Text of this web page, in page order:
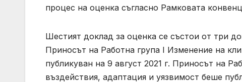
процес на оценка съгласно Рамковата
Шестият доклад за оценка се състои от три
Приносът на Работна група I Изменение на
публикуван на 9 август 2021 г. Приносът на
въздействия, адаптация и уязвимост беше